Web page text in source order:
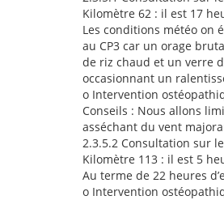
Kilomètre 62 : il est 17
Les conditions météo on
au CP3 car un orage
de riz chaud et un verre
occasionnant un
o Intervention
Conseils : Nous allons
asséchant du vent
2.3.5.2 Consultation sur le
Kilomètre 113 : il est 5
Au terme de 22 heures
o Intervention